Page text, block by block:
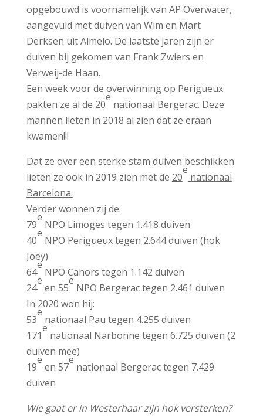
opgebouwd is voornamelijk van AP Overwater,
aangevuld met duiven van Wim en Mart
Derksen uit Almelo. De laatste jaren zijn er
duiven bij gekomen van Frank Zwiers en
Verweij-de Haan.
Een week voor de overwinning op Perigueux
pakten ze al de 20
e
nationaal Bergerac. Deze
mannen lieten in 2018 al zien dat ze eraan
kwamen!!!
Dat ze over een sterke stam duiven beschikken
lieten ze ook in 2019 zien met de 20
e
nationaal
Barcelona.
Verder wonnen zij de:
79
e
NPO Limoges tegen 1.418 duiven
40
e
NPO Perigueux tegen 2.644 duiven (hok
Joey)
64
e
NPO Cahors tegen 1.142 duiven
24
e
en 55
e
NPO Bergerac tegen 2.461 duiven
In 2020 won hij:
53
e
nationaal Pau tegen 4.255 duiven
171
e
nationaal Narbonne tegen 6.725 duiven (2
duiven mee)
19
e
en 57
e
nationaal Bergerac tegen 7.429
duiven
Wie gaat er in Westerhaar zijn hok versterken?